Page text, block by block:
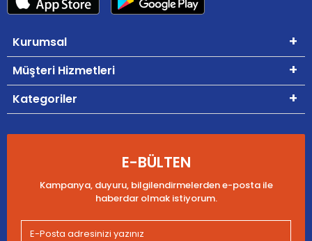
Kurumsal
Müşteri Hizmetleri
Kategoriler
E-BÜLTEN
Kampanya, duyuru, bilgilendirmelerden e-posta ile
haberdar olmak istiyorum.